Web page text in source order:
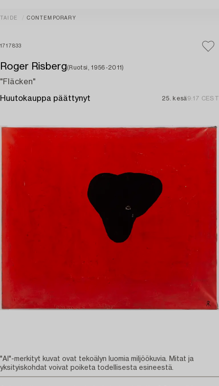
TAIDE CONTEMPORARY
1717833
Roger Risberg(Ruotsi, 1956-2011)
"Fläcken"
Huutokauppa päättynyt 25. kesä 9:17 CEST
"AI"-merkityt kuvat ovat tekoälyn luomia miljöökuvia. Mitat ja
yksityiskohdat voivat poiketa todellisesta esineestä.